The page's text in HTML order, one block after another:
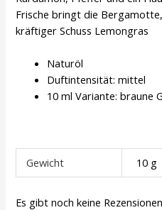
Frische bringt die
kräftiger Schuss Lemongras
Naturöl
Duftintensität: mittel
10 ml Variante: braune
Gewicht 10 g
Es gibt noch keine